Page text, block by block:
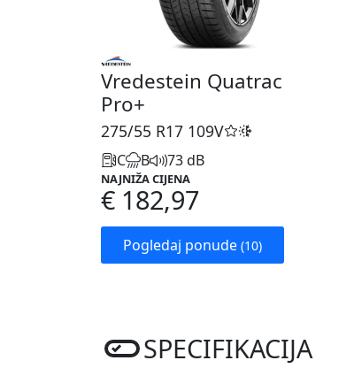
Vredestein Quatrac
Pro+
275/55 R17 109V
C B 73 dB
NAJNIŽA CIJENA
€ 182,97
Pogledaj ponude (10)
SPECIFIKACIJA